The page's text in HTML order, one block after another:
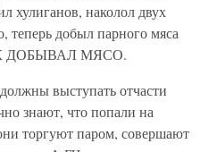
хулиганов, наколол двух
теперь добыл парного мяса
ДОБЫВАЛ МЯСО.
выступать отчасти
знают, что попали на
торгуют паром, совершают